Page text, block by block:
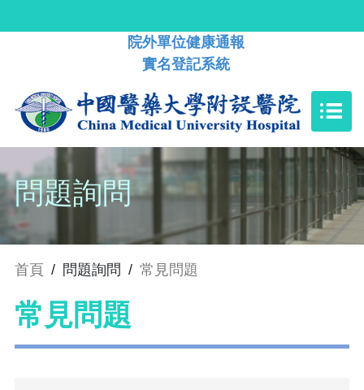
院外單位健康通報
實名登記系統
問題詢問
首頁 / 問題詢問 / 常見問題
常見問題